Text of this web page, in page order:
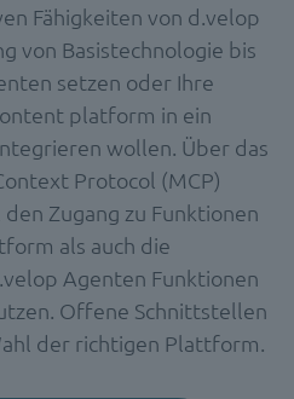
Fähigkeiten von d.velop
von Basistechnologie bis
setzen oder Ihre
platform in ein
wollen. Über das
Protocol (MCP)
Zugang zu Funktionen
als auch die
Agenten Funktionen
Offene Schnittstellen
der richtigen Plattform.